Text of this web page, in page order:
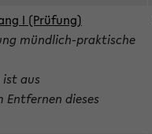
I (Prüfung)
mündlich-praktische
aus
dieses